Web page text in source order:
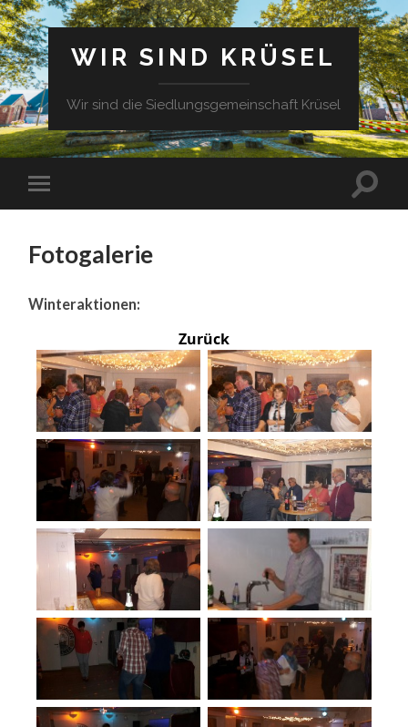
WIR SIND KRÜSEL
Wir sind die Siedlungsgemeinschaft Krüsel
Fotogalerie
Winteraktionen:
Zurück